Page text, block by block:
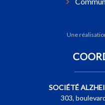
Une
SOCIÉTÉ
303,